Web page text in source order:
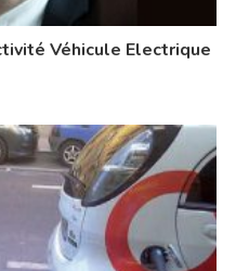
Véhicule Electrique